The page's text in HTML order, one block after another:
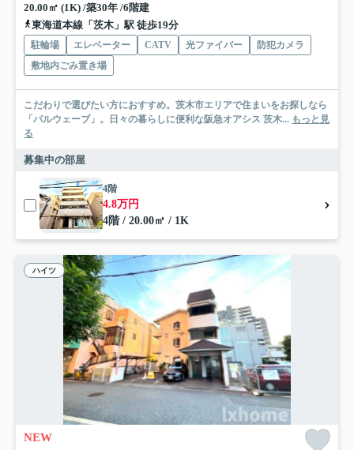
20.00㎡ (1K) /築30年 /6階建
東海道本線「茨木」駅 徒歩19分
駐輪場 エレベーター CATV 光ファイバー
防犯カメラ
敷地内ごみ置き場
こだわりで選びたい方におすすめ。茨木市エリアで住まいをお探しなら
「パルウェーブ」。日々の暮らしに便利な阪急オアシス 茨木... もっと見
る
募集中の部屋
4階
4.8万円
4階 / 20.00㎡ / 1K
ハイツ
NEW